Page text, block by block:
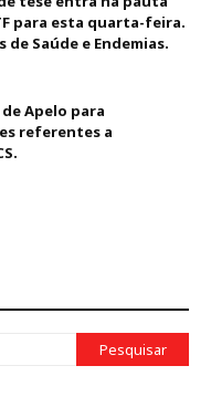
para esta quarta-feira.
Saúde e Endemias.
Apelo para
referentes a